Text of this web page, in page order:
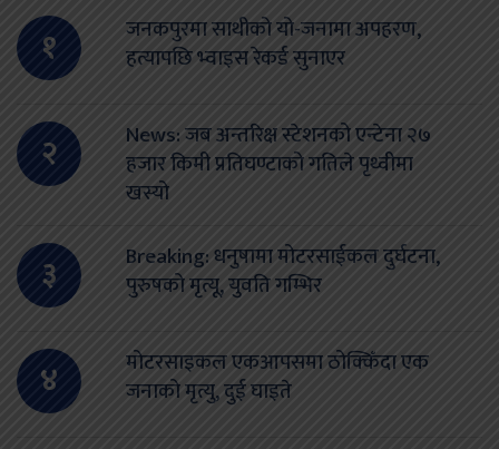
१
जनकपुरमा साथीको यो-जनामा अपहरण,
हत्यापछि भ्वाइस रेकर्ड सुनाएर
२
News: जब अन्तरिक्ष स्टेशनको एन्टेना २७
हजार किमी प्रतिघण्टाको गतिले पृथ्वीमा
खस्यो
३
Breaking: धनुषामा मोटरसाईकल दुर्घटना,
पुरुषको मृत्यू, युवति गम्भिर
४
मोटरसाइकल एकआपसमा ठोक्किँदा एक
जनाको मृत्यु, दुई घाइते